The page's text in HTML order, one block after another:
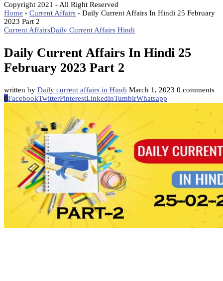
Copyright 2021 - All Right Reserved
Home - Current Affairs - Daily Current Affairs In Hindi 25 February
2023 Part 2
Current AffairsDaily Current Affairs Hindi
Daily Current Affairs In Hindi 25
February 2023 Part 2
written by Daily current affairs in Hindi March 1, 2023 0 comments
0FacebookTwitterPinterestLinkedinTumblrWhatsapp